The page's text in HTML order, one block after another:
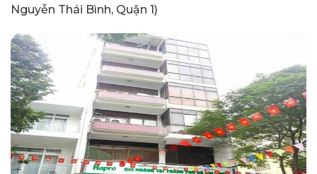
Nguyễn Thái Bình, Quận 1)